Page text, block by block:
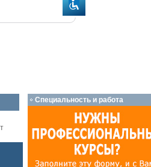
Специальность и работа